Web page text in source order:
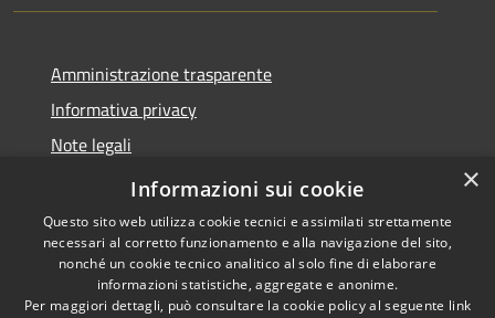
Amministrazione trasparente
Informativa privacy
Note legali
Dichiarazione di accessibilità
Copyright © 2026 • Comune di
×
Informazioni sui cookie
Questo sito web utilizza cookie tecnici e assimilati strettamente
necessari al corretto funzionamento e alla navigazione del sito,
nonché un cookie tecnico analitico al solo fine di elaborare
informazioni statistiche, aggregate e anonime.
Per maggiori dettagli, può consultare la cookie policy al seguente link